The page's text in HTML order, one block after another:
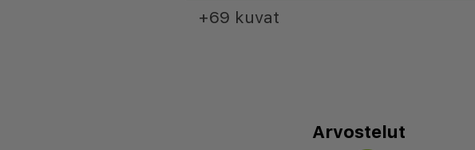
+69 kuvat
Arvostelut